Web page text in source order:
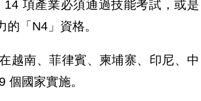
項產業必須通過技能考試，或是
「N4」資格。
越南、菲律賓、柬埔寨、印尼、中
個國家實施。